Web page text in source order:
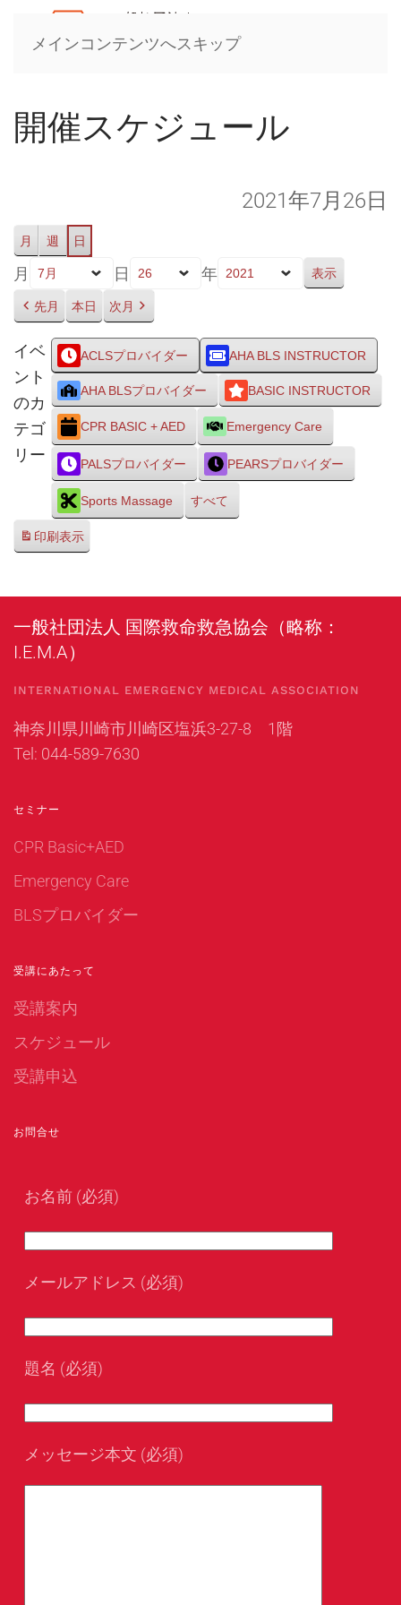
メインコンテンツへスキップ
開催スケジュール
2021年7月26日
月 週 日
月 日 年
先月 本日 次月
イベ
ント
のカ
テゴ
リー
ACLSプロバイダー AHA BLS INSTRUCTOR
AHA BLSプロバイダー BASIC INSTRUCTOR
CPR BASIC + AED Emergency Care
PALSプロバイダー PEARSプロバイダー
Sports Massage すべて
印刷表示
一般社団法人 国際救命救急協会（略称：
I.E.M.A）
INTERNATIONAL EMERGENCY MEDICAL ASSOCIATION
神奈川県川崎市川崎区塩浜3-27-8 1階
Tel: 044-589-7630
セミナー
CPR Basic+AED
Emergency Care
BLSプロバイダー
受講にあたって
受講案内
スケジュール
受講申込
お問合せ
お名前 (必須)
メールアドレス (必須)
題名 (必須)
メッセージ本文 (必須)